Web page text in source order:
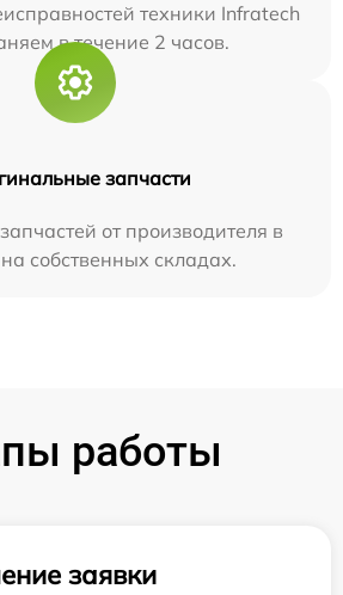
техники Infratech
в течение 2 часов.
запчасти
от производителя в
собственных складах.
работы
заявки